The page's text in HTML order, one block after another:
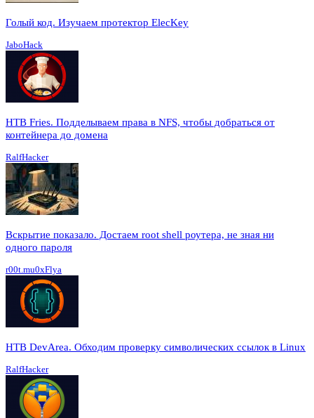
Голый код. Изучаем протектор ElecKey
JaboHack
HTB Fries. Подделываем права в NFS, чтобы добраться от
контейнера до домена
RalfHacker
Вскрытие показало. Достаем root shell роутера, не зная ни
одного пароля
r00t.mu0xFlya
HTB DevArea. Обходим проверку символических ссылок в Linux
RalfHacker